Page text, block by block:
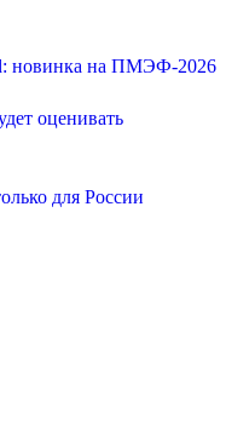
новинка на ПМЭФ-2026
оценивать
для России